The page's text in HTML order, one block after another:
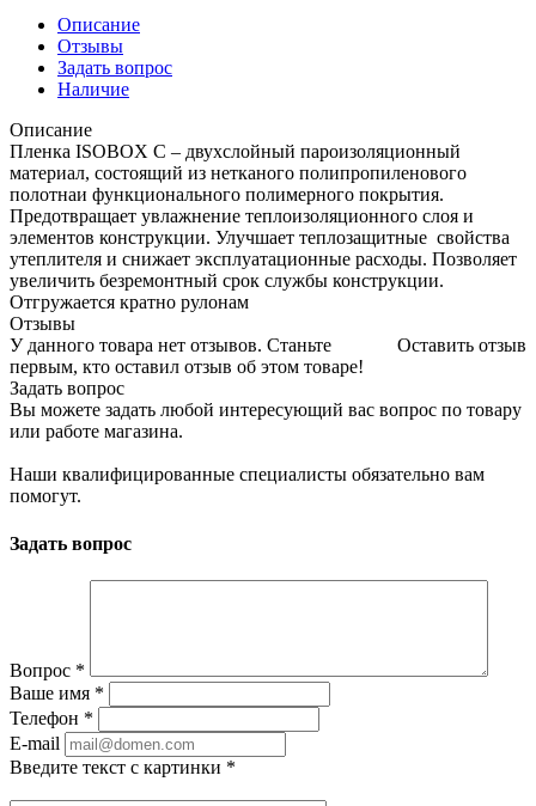
Описание
Отзывы
Задать вопрос
Наличие
Описание
Пленка ISOBOX С – двухслойный пароизоляционный
материал, состоящий из нетканого полипропиленового
полотнаи функционального полимерного покрытия.
Предотвращает увлажнение теплоизоляционного слоя и
элементов конструкции. Улучшает теплозащитные свойства
утеплителя и снижает эксплуатационные расходы. Позволяет
увеличить безремонтный срок службы конструкции.
Отгружается кратно рулонам
Отзывы
Оставить отзыв
У данного товара нет отзывов. Станьте
первым, кто оставил отзыв об этом товаре!
Задать вопрос
Вы можете задать любой интересующий вас вопрос по товару
или работе магазина.
Наши квалифицированные специалисты обязательно вам
помогут.
Задать вопрос
Вопрос *
Ваше имя *
Телефон *
E-mail
Введите текст с картинки *